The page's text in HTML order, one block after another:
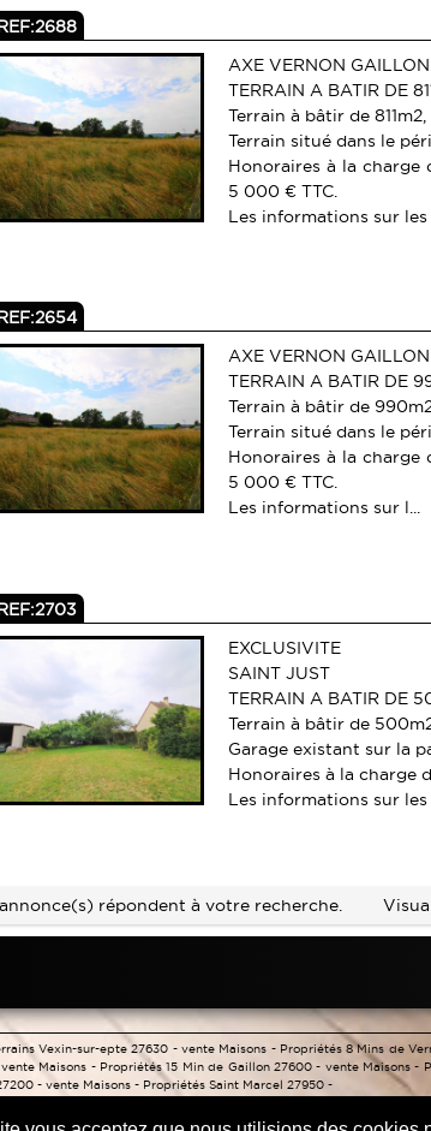
AXE VERNON GAILLON
TERRAIN A BATIR DE
Terrain à bâtir de
Terrain situé dans le
Honoraires à la charge
5 000 € TTC.
Les informations sur les
AXE VERNON GAILLON
TERRAIN A BATIR DE
Terrain à bâtir de
Terrain situé dans le
Honoraires à la charge
5 000 € TTC.
Les informations sur l...
EXCLUSIVITE
SAINT JUST
TERRAIN A BATIR DE
Terrain à bâtir de
Garage existant sur la
Honoraires à la charge
Les informations sur les
annonce(s) répondent à votre recherche.
Vexin-sur-epte 27630 - vente Maisons - Propriétés 8 Mins de
vente Maisons - Propriétés 15 Min de Gaillon 27600 - vente Maisons -
-vente Maisons - Propriétés Saint Marcel 27950 -
Accès agent